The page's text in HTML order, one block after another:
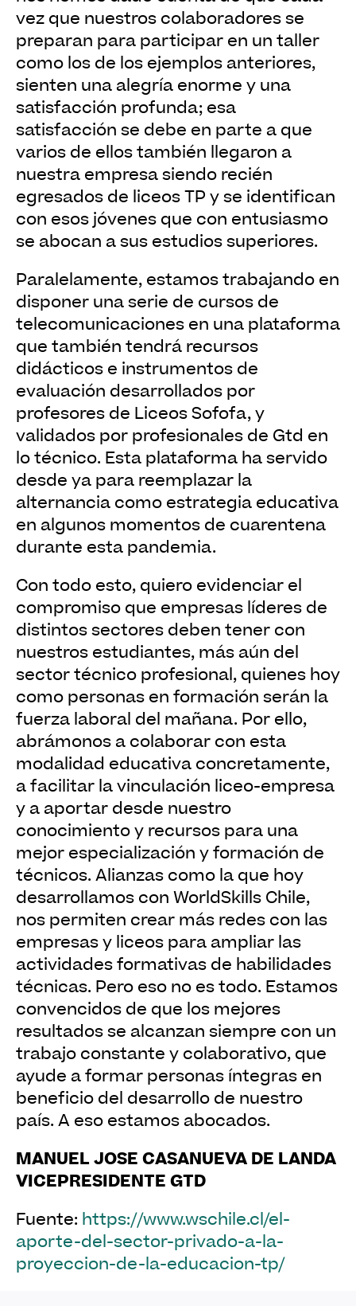
vez que nuestros colaboradores se
preparan para participar en un taller
como los de los ejemplos anteriores,
sienten una alegría enorme y una
satisfacción profunda; esa
satisfacción se debe en parte a que
varios de ellos también llegaron a
nuestra empresa siendo recién
egresados de liceos TP y se identifican
con esos jóvenes que con entusiasmo
se abocan a sus estudios superiores.
Paralelamente, estamos trabajando en
disponer una serie de cursos de
telecomunicaciones en una plataforma
que también tendrá recursos
didácticos e instrumentos de
evaluación desarrollados por
profesores de Liceos Sofofa, y
validados por profesionales de Gtd en
lo técnico. Esta plataforma ha servido
desde ya para reemplazar la
alternancia como estrategia educativa
en algunos momentos de cuarentena
durante esta pandemia.
Con todo esto, quiero evidenciar el
compromiso que empresas líderes de
distintos sectores deben tener con
nuestros estudiantes, más aún del
sector técnico profesional, quienes hoy
como personas en formación serán la
fuerza laboral del mañana. Por ello,
abrámonos a colaborar con esta
modalidad educativa concretamente,
a facilitar la vinculación liceo-empresa
y a aportar desde nuestro
conocimiento y recursos para una
mejor especialización y formación de
técnicos. Alianzas como la que hoy
desarrollamos con WorldSkills Chile,
nos permiten crear más redes con las
empresas y liceos para ampliar las
actividades formativas de habilidades
técnicas. Pero eso no es todo. Estamos
convencidos de que los mejores
resultados se alcanzan siempre con un
trabajo constante y colaborativo, que
ayude a formar personas íntegras en
beneficio del desarrollo de nuestro
país. A eso estamos abocados.
MANUEL JOSE CASANUEVA DE LANDA
VICEPRESIDENTE GTD
Fuente: https://www.wschile.cl/el-
aporte-del-sector-privado-a-la-
proyeccion-de-la-educacion-tp/